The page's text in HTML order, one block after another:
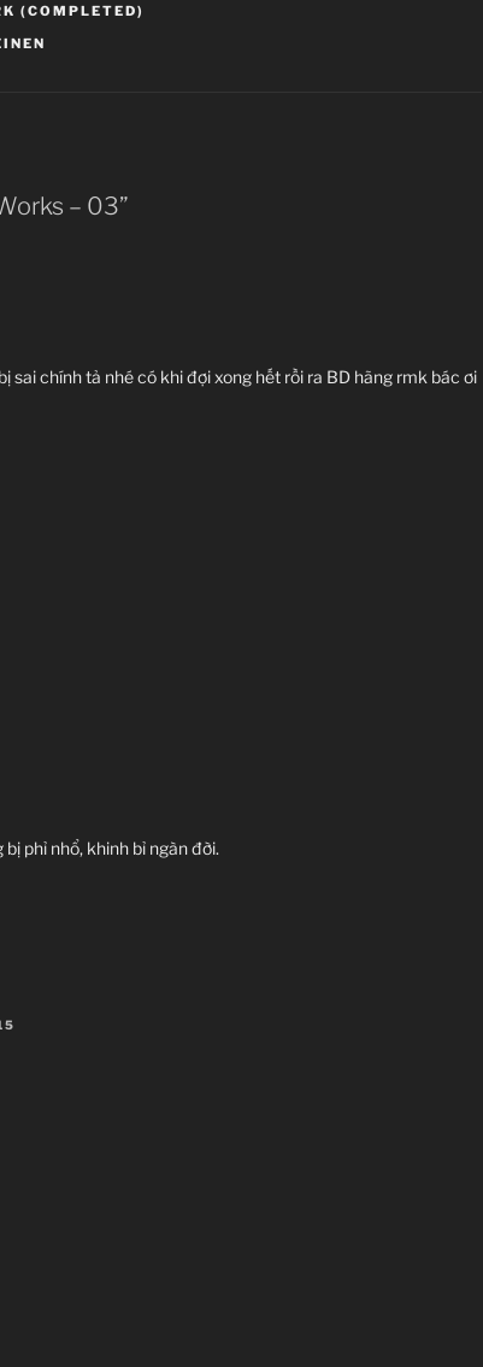
(COMPLETED)
– 03”
sai chính tả nhé có khi đợi xong hết rồi ra BD hãng rmk bác ơi
phỉ nhổ, khinh bỉ ngàn đời.